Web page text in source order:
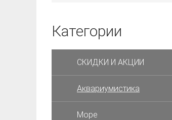
Категории
СКИДКИ И АКЦИИ
Аквариумистика
Море